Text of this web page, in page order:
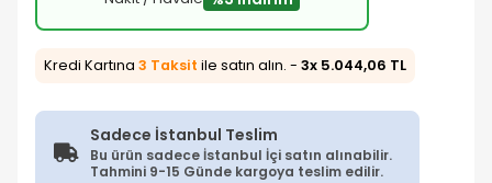
Kredi Kartına 3 Taksit ile satın alın. - 3x 5.044,06 TL
Sadece İstanbul Teslim
Bu ürün sadece İstanbul İçi satın alınabilir.
Tahmini 9-15 Günde kargoya teslim edilir.